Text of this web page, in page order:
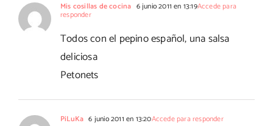
Mis cosillas de cocina 6 junio 2011 en 13:19Accede para
responder
Todos con el pepino español, una salsa
deliciosa
Petonets
PiLuKa 6 junio 2011 en 13:20Accede para responder